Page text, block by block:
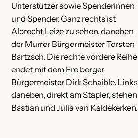
Unterstützer sowie Spenderinnen
und Spender. Ganz rechts ist
Albrecht Leize zu sehen, daneben
der Murrer Bürgermeister Torsten
Bartzsch. Die rechte vordere Reihe
endet mit dem Freiberger
Bürgermeister Dirk Schaible. Links
daneben, direkt am Stapler, stehen
Bastian und Julia van Kaldekerken.